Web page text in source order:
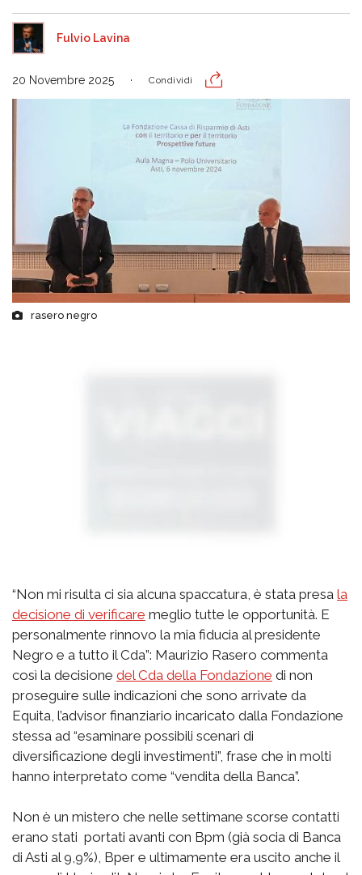
Fulvio Lavina
20 Novembre 2025 Condividi
rasero negro
“Non mi risulta ci sia alcuna spaccatura, è stata presa la
decisione di verificare meglio tutte le opportunità. E
personalmente rinnovo la mia fiducia al presidente
Negro e a tutto il Cda”: Maurizio Rasero commenta
così la decisione del Cda della Fondazione di non
proseguire sulle indicazioni che sono arrivate da
Equita, l’advisor finanziario incaricato dalla Fondazione
stessa ad “esaminare possibili scenari di
diversificazione degli investimenti”, frase che in molti
hanno interpretato come “vendita della Banca”.
Non è un mistero che nelle settimane scorse contatti
erano stati portati avanti con Bpm (già socia di Banca
di Asti al 9,9%), Bper e ultimamente era uscito anche il